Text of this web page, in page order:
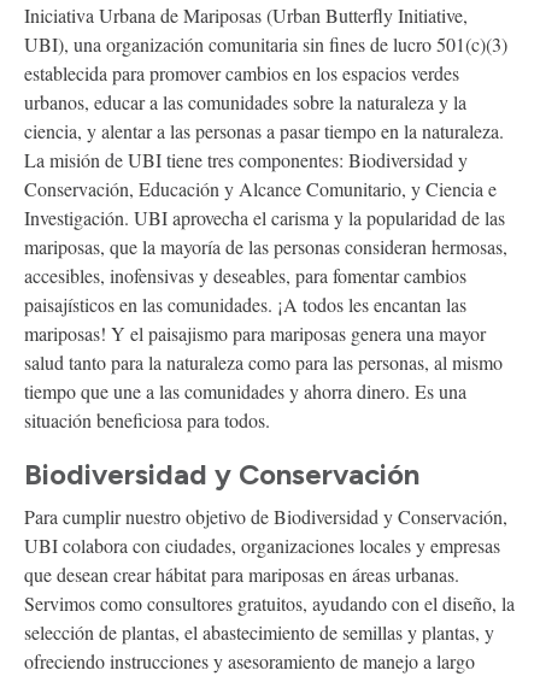
Iniciativa Urbana de Mariposas (Urban Butterfly Initiative,
UBI), una organización comunitaria sin fines de lucro 501(c)(3)
establecida para promover cambios en los espacios verdes
urbanos, educar a las comunidades sobre la naturaleza y la
ciencia, y alentar a las personas a pasar tiempo en la naturaleza.
La misión de UBI tiene tres componentes: Biodiversidad y
Conservación, Educación y Alcance Comunitario, y Ciencia e
Investigación. UBI aprovecha el carisma y la popularidad de las
mariposas, que la mayoría de las personas consideran hermosas,
accesibles, inofensivas y deseables, para fomentar cambios
paisajísticos en las comunidades. ¡A todos les encantan las
mariposas! Y el paisajismo para mariposas genera una mayor
salud tanto para la naturaleza como para las personas, al mismo
tiempo que une a las comunidades y ahorra dinero. Es una
situación beneficiosa para todos.
Biodiversidad y Conservación
Para cumplir nuestro objetivo de Biodiversidad y Conservación,
UBI colabora con ciudades, organizaciones locales y empresas
que desean crear hábitat para mariposas en áreas urbanas.
Servimos como consultores gratuitos, ayudando con el diseño, la
selección de plantas, el abastecimiento de semillas y plantas, y
ofreciendo instrucciones y asesoramiento de manejo a largo